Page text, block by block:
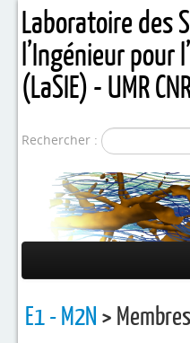
Laboratoire des
l’Ingénieur pour
(LaSIE) - UMR
Rechercher :
Equipes de recherche
E1 - M2N > Membres